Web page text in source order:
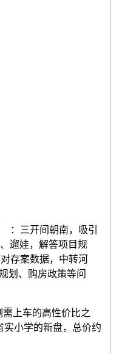
：三开间朝南，吸引
遛娃，解答项目规
存案数据，中转河
划、购房政策等问
上车的高性价比之
实小学的新盘，总价约